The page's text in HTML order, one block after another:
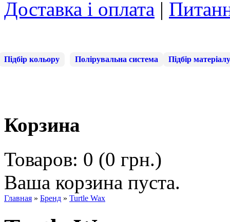
Доставка і оплата |
Підбір кольору Полірувальна система Підбір матеріалу
Корзина
Товаров: 0 (0 грн.)
Ваша корзина пуста.
Главная » Бренд » Turtle Wax